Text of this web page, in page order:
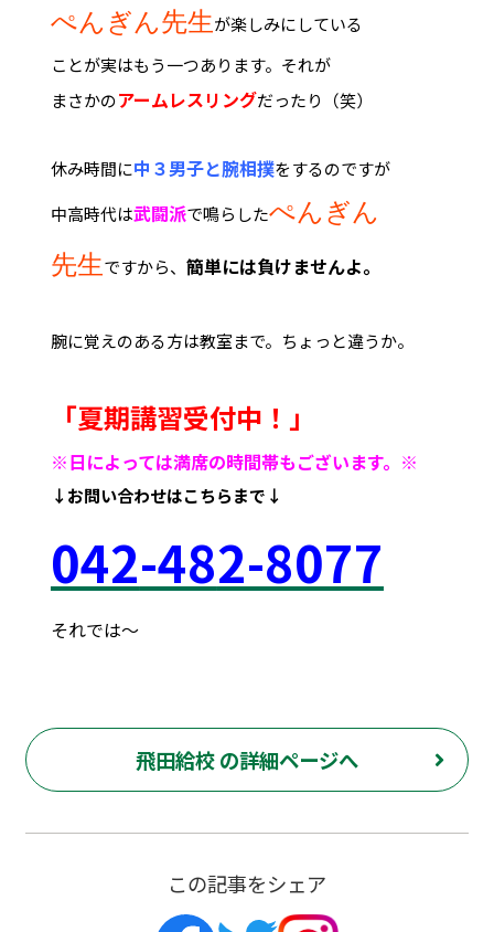
ぺんぎん先生が楽しみにしている
ことが実はもう一つあります。それが
まさかのアームレスリングだったり（笑）
休み時間に中３男子と腕相撲をするのですが
中高時代は武闘派で鳴らしたぺんぎん
先生ですから、 簡単には負けませんよ。
腕に覚えのある方は教室まで。ちょっと違うか。
「夏期講習受付中！ 」
※日によっては満席の時間帯もございます。※
↓お問い合わせはこちらまで↓
042-482-8077
それでは～
飛田給校 の詳細ページへ
この記事をシェア